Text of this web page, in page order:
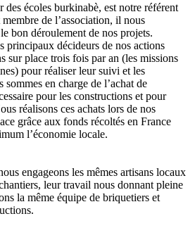
écoles burkinabè, est notre référent
de l’association, il nous
bon déroulement de nos projets.
principaux décideurs de nos actions
sur place trois fois par an (les missions
pour réaliser leur suivi et les
en charge de l’achat de
pour les constructions et pour
réalisons ces achats lors de nos
grâce aux fonds récoltés en France
l’économie locale.
engageons les mêmes artisans locaux
leur travail nous donnant pleine
la même équipe de briquetiers et